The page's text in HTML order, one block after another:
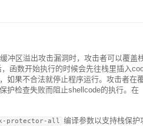
冲区溢出攻击漏洞时，攻击者可以覆盖
函数开始执行的时候会先往栈里插入
如果不合法就停止程序运行。攻击者在
护检查失败而阻止shellcode的执行。在
protector-all 编译参数以支持栈保护